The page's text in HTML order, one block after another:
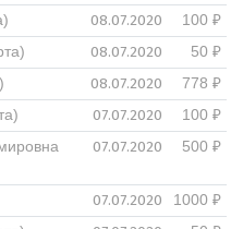
08.07.2020
100 ₽
08.07.2020
50 ₽
08.07.2020
778 ₽
07.07.2020
100 ₽
07.07.2020 500 ₽
07.07.2020
1000 ₽